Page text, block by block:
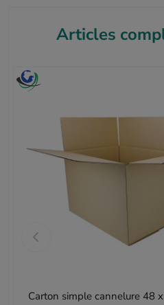
Articles
Carton simple cannelure 48